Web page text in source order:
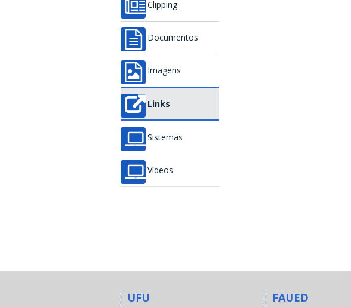
Clipping
Documentos
Imagens
Links
Sistemas
Vídeos
UFU FAUED